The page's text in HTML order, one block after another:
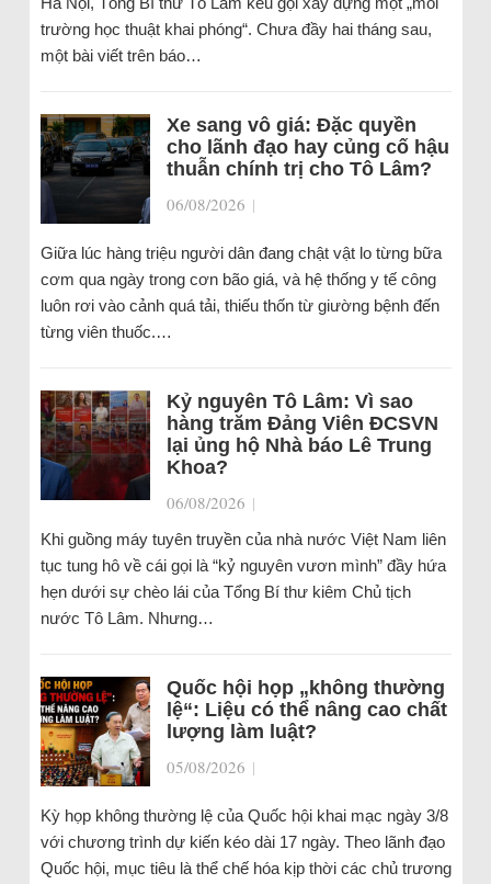
trường học thuật khai phóng“. Chưa đầy hai tháng sau,
một bài viết trên báo…
Xe sang vô giá: Đặc quyền
cho lãnh đạo hay củng cố hậu
thuẫn chính trị cho Tô Lâm?
06/08/2026 |
Giữa lúc hàng triệu người dân đang chật vật lo từng bữa
cơm qua ngày trong cơn bão giá, và hệ thống y tế công
luôn rơi vào cảnh quá tải, thiếu thốn từ giường bệnh đến
từng viên thuốc.…
Kỷ nguyên Tô Lâm: Vì sao
hàng trăm Đảng Viên ĐCSVN
lại ủng hộ Nhà báo Lê Trung
Khoa?
06/08/2026 |
Khi guồng máy tuyên truyền của nhà nước Việt Nam liên
tục tung hô về cái gọi là “kỷ nguyên vươn mình” đầy hứa
hẹn dưới sự chèo lái của Tổng Bí thư kiêm Chủ tịch
nước Tô Lâm. Nhưng…
Quốc hội họp „không thường
lệ“: Liệu có thể nâng cao chất
lượng làm luật?
05/08/2026 |
Kỳ họp không thường lệ của Quốc hội khai mạc ngày 3/8
với chương trình dự kiến kéo dài 17 ngày. Theo lãnh đạo
Quốc hội, mục tiêu là thể chế hóa kịp thời các chủ trương